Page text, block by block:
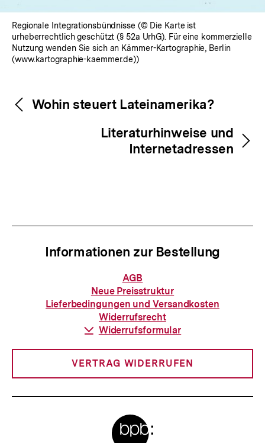
Regionale Integrationsbündnisse (© Die Karte ist
urheberrechtlich geschützt (§ 52a UrhG). Für eine kommerzielle
Nutzung wenden Sie sich an Kämmer-Kartographie, Berlin
(www.kartographie-kaemmer.de))
Inhaltsnavigation
Inhaltsnavigation
Wohin steuert Lateinamerika?
Literaturhinweise und
Internetadressen
Informationen zur Bestellung
Informationen
zur
Bestellung
AGB
Neue Preisstruktur
Lieferbedingungen und Versandkosten
Widerrufsrecht
Download-
Widerrufsformular
VERTRAG WIDERRUFEN